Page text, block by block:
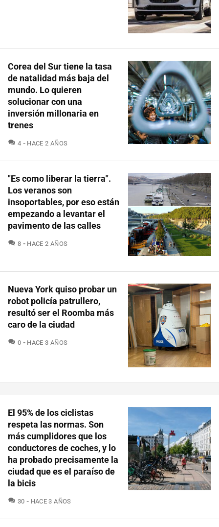
Corea del Sur tiene la tasa
de natalidad más baja del
mundo. Lo quieren
solucionar con una
inversión millonaria en
trenes
4 COMENTARIOS
HACE 2 AÑOS
"Es como liberar la tierra".
Los veranos son
insoportables, por eso están
empezando a levantar el
pavimento de las calles
8 COMENTARIOS
HACE 2 AÑOS
Nueva York quiso probar un
robot policía patrullero,
resultó ser el Roomba más
caro de la ciudad
0 COMENTARIOS
HACE 3 AÑOS
El 95% de los ciclistas
respeta las normas. Son
más cumplidores que los
conductores de coches, y lo
ha probado precisamente la
ciudad que es el paraíso de
la bicis
30 COMENTARIOS
HACE 3 AÑOS